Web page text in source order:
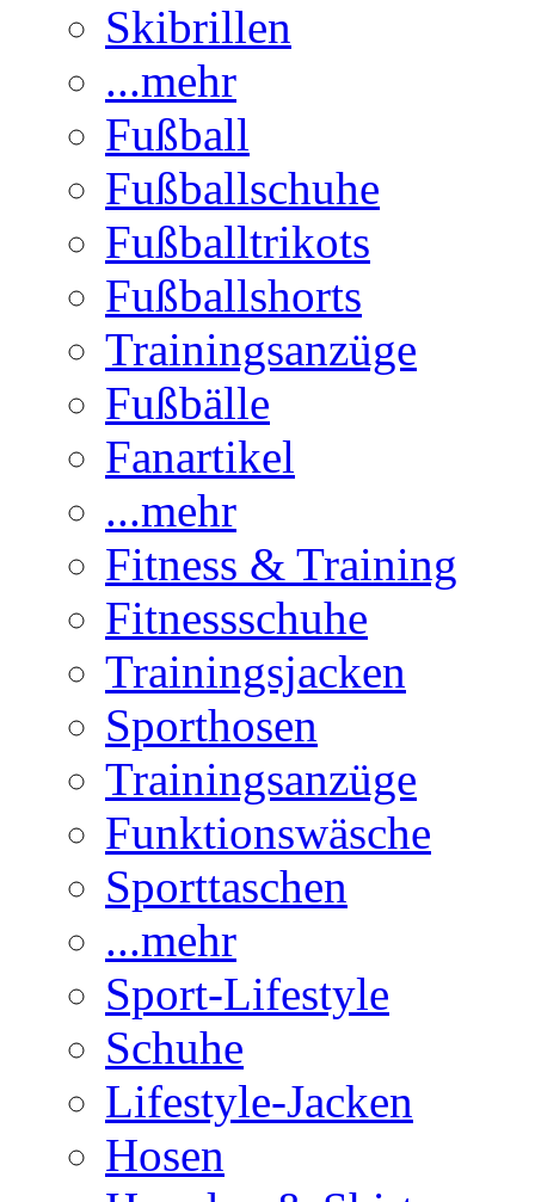
Skibrillen
...mehr
Fußball
Fußballschuhe
Fußballtrikots
Fußballshorts
Trainingsanzüge
Fußbälle
Fanartikel
...mehr
Fitness & Training
Fitnessschuhe
Trainingsjacken
Sporthosen
Trainingsanzüge
Funktionswäsche
Sporttaschen
...mehr
Sport-Lifestyle
Schuhe
Lifestyle-Jacken
Hosen